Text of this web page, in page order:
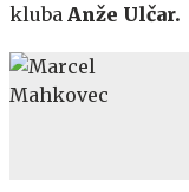
kluba Anže Ulčar.